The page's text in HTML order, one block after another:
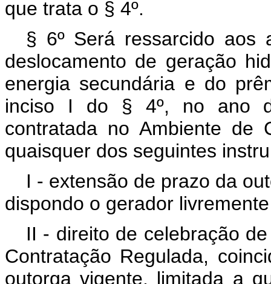
que trata o § 4º.
§ 6º Será ressarcido aos
deslocamento de geração
energia secundária e do
inciso I do § 4º, no ano
contratada no Ambiente de
quaisquer dos seguintes
I - extensão de prazo da
dispondo o gerador
II - direito de celebração
Contratação Regulada,
outorga vigente, limitada a